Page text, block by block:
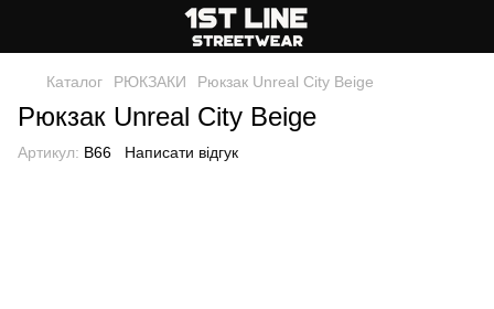
Каталог РЮКЗАКИ Рюкзак Unreal City Beige
Рюкзак Unreal City Beige
Артикул: B66 Написати відгук